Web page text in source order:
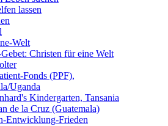
lassen
Welt
Christen für eine Welt
Fonds (PPF),
Uganda
Kindergarten, Tansania
de la Cruz (Guatemala)
Entwicklung-Frieden